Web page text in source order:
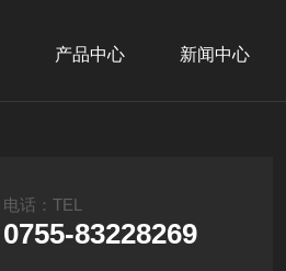
产品中心 新闻中心
电话：TEL
0755-83228269